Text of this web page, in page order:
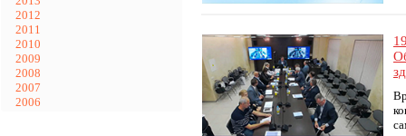
2012
2011
2010
2009
2008
2007
2006